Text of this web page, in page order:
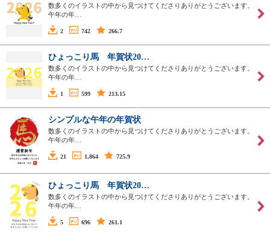
数多くのイラストの中から見つけてくださりありがとうございます。
午年の年…
2 742 266.7
ひょっこり馬 年賀状20…
数多くのイラストの中から見つけてくださりありがとうございます。
午年の年…
1 599 213.15
シンプルな午年の年賀状
数多くのイラストの中から見つけてくださりありがとうございます。
午年の年…
21 1,864 725.9
ひょっこり馬 年賀状20…
数多くのイラストの中から見つけてくださりありがとうございます。
午年の年…
5 696 261.1